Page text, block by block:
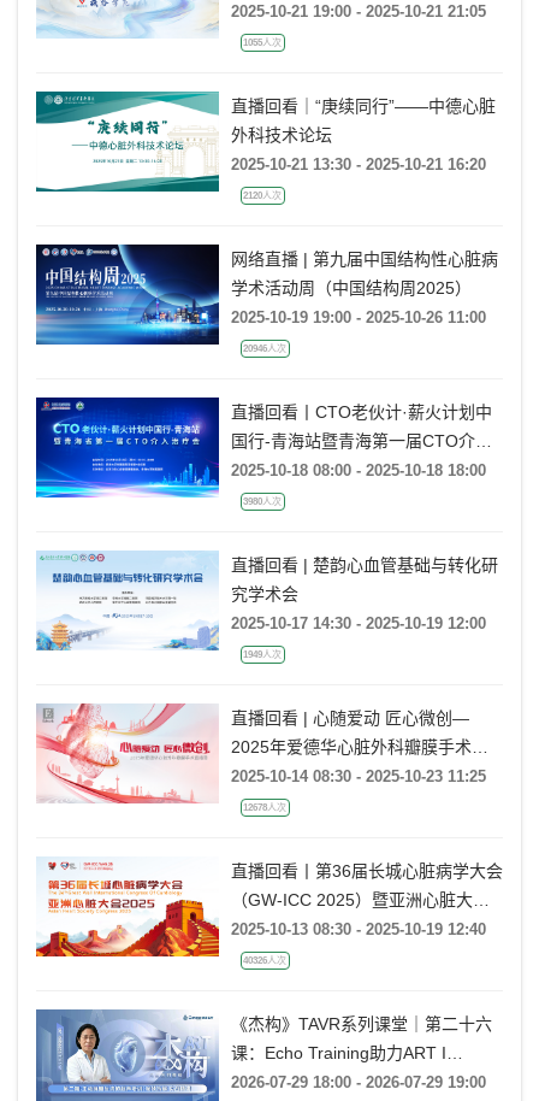
读研讨会
2025-10-21 19:00 - 2025-10-21 21:05
1055人次
直播回看｜“庚续同行”——中德心脏
外科技术论坛
2025-10-21 13:30 - 2025-10-21 16:20
2120人次
网络直播 | 第九届中国结构性心脏病
学术活动周（中国结构周2025）
2025-10-19 19:00 - 2025-10-26 11:00
20946人次
直播回看丨CTO老伙计·薪火计划中
国行-青海站暨青海第一届CTO介入
治疗会
2025-10-18 08:00 - 2025-10-18 18:00
3980人次
直播回看 | 楚韵心血管基础与转化研
究学术会
2025-10-17 14:30 - 2025-10-19 12:00
1949人次
直播回看 | 心随爱动 匠心微创—
2025年爱德华心脏外科瓣膜手术直
播周
2025-10-14 08:30 - 2025-10-23 11:25
12678人次
直播回看丨第36届长城心脏病学大会
（GW-ICC 2025）暨亚洲心脏大会
（AHS 2025）
2025-10-13 08:30 - 2025-10-19 12:40
40326人次
《杰构》TAVR系列课堂｜第二十六
课：Echo Training助力ART I
Rebecca T. Hahn教授《第二期-主动
2026-07-29 18:00 - 2026-07-29 19:00